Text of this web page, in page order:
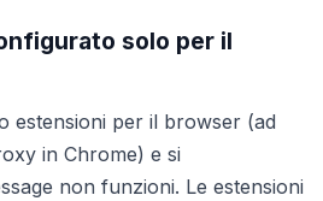
solo per il
estensioni per il browser (ad
in Chrome) e si
non funzioni. Le estensioni